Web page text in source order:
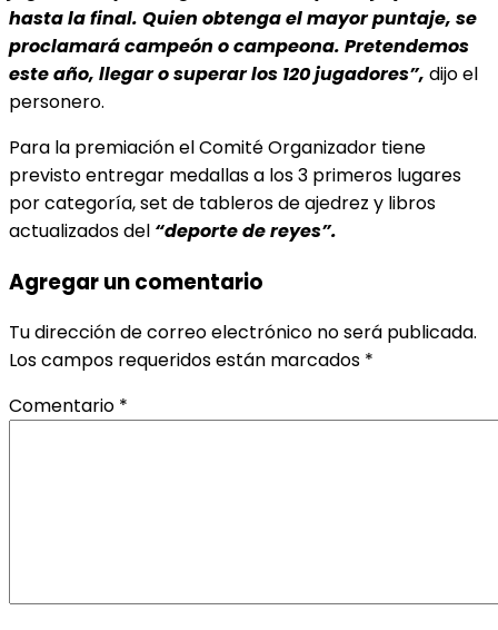
hasta la final. Quien obtenga el mayor puntaje, se
proclamará campeón o campeona. Pretendemos
este año, llegar o superar los 120 jugadores”, dijo el
personero.
Para la premiación el Comité Organizador tiene
previsto entregar medallas a los 3 primeros lugares
por categoría, set de tableros de ajedrez y libros
actualizados del “deporte de reyes”.
Agregar un comentario
Tu dirección de correo electrónico no será publicada.
Los campos requeridos están marcados *
Comentario *